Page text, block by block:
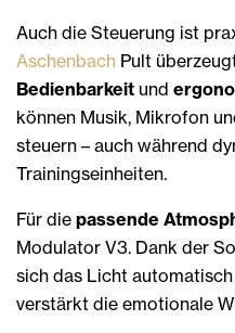
Auch die Steuerung ist
Aschenbach Pult
Bedienbarkeit und
können Musik, Mikrofon
steuern – auch während
Trainingseinheiten.
Für die passende
Modulator V3. Dank der
sich das Licht
verstärkt die emotionale